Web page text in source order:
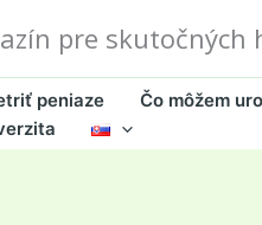
pre skutočných
peniaze Čo môžem